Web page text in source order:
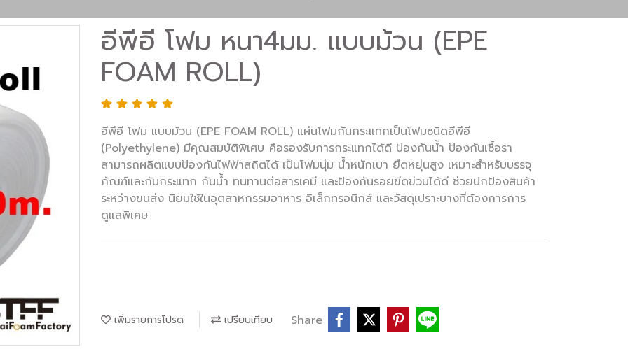
อีพีอี โฟม หนา4มม. แบบม้วน (EPE
FOAM ROLL)
อีพีอี โฟม แบบม้วน (EPE FOAM ROLL) แผ่นโฟมกันกระแทกเป็นโฟมชนิดอีพีอี
(Polyethylene) มีคุณสมบัติพิเศษ คือรองรับการกระแทกได้ดี ป้องกันน้ำ ป้องกันเชื้อรา
สามารถผลิตแบบป้องกันไฟฟ้าสถิตได้ เป็นโฟมนุ่ม น้ำหนักเบา ยืดหยุ่นสูง เหมาะสำหรับบรรจุ
ภัณฑ์และกันกระแทก กันน้ำ ทนทานต่อสารเคมี และป้องกันรอยขีดข่วนได้ดี ช่วยปกป้องสินค้า
ระหว่างขนส่ง นิยมใช้ในอุตสาหกรรมอาหาร อิเล็กทรอนิกส์ และวัสดุเปราะบางที่ต้องการการ
ดูแลพิเศษ
เพิ่มรายการโปรด เปรียบเทียบ Share